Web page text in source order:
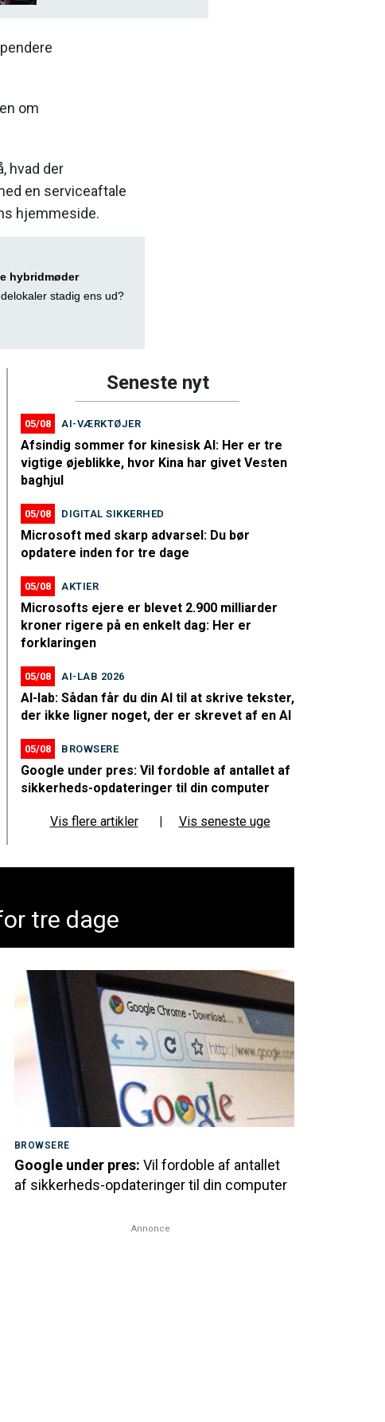
om
hvad der
en serviceaftale
hjemmeside.
hybridmøder
stadig ens ud?
Seneste nyt
05/08 AI-VÆRKTØJER
Afsindig sommer for kinesisk AI: Her er tre
vigtige øjeblikke, hvor Kina har givet Vesten
baghjul
05/08 DIGITAL SIKKERHED
Microsoft med skarp advarsel: Du bør
opdatere inden for tre dage
05/08 AKTIER
Microsofts ejere er blevet 2.900 milliarder
kroner rigere på en enkelt dag: Her er
forklaringen
05/08 AI-LAB 2026
AI-lab: Sådan får du din AI til at skrive tekster,
der ikke ligner noget, der er skrevet af en AI
05/08 BROWSERE
Google under pres: Vil fordoble af antallet af
sikkerheds-opdateringer til din computer
Vis flere artikler | Vis seneste uge
tre dage
BROWSERE
Google under pres: Vil fordoble af antallet
af sikkerheds-opdateringer til din computer
Annonce